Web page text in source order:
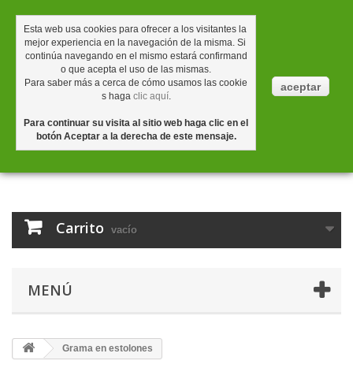
Contáctenos
Carrito vacío
MENÚ
Grama en estolones
Esta web usa cookies para ofrecer a los visitantes la
mejor experiencia en la navegación de la misma. Si
continúa navegando en el mismo estará confirmand
o que acepta el uso de las mismas.
Para saber más a cerca de cómo usamos las cookie
s haga clic aquí.
Para continuar su visita al sitio web haga clic en el
botón Aceptar a la derecha de este mensaje.
aceptar